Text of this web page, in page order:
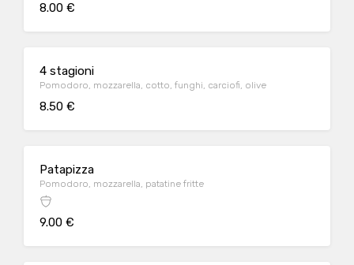
8.00 €
4 stagioni
Pomodoro, mozzarella, cotto, funghi, carciofi, olive
8.50 €
Patapizza
Pomodoro, mozzarella, patatine fritte
9.00 €